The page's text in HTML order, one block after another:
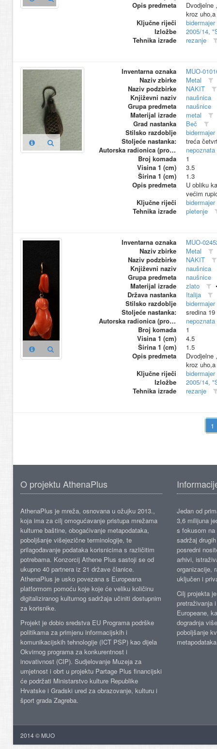
Opis predmeta
Dvodjelne
kroz
Ključne riječi
bidermajer
Izložbe
2005/14,
Tehnika izrade
rezanje
Inventarna oznaka
MUO-
Naziv zbirke
Metal
Naziv podzbirke
NAKIT
Književni naziv
naušnica
Grupa predmeta
naušnice
Materijal izrade
metal
Grad nastanka
Beč
Stilsko razdoblje
Stoljeće nastanka:
treća
Autorska radionica (proizvođač)
nepoznata
Broj komada
1
Visina 1 (cm)
3.5
Širina 1 (cm)
1.3
Opis predmeta
U obliku
većim
Ključne riječi
bidermajer
Tehnika izrade
pletenje
Inventarna oznaka
MUO-
Naziv zbirke
Metal
Naziv podzbirke
NAKIT
Književni naziv
naušnica
Grupa predmeta
naušnice
Materijal izrade
zlato
Država nastanka
Italija
Stilsko razdoblje
bidermajer
Stoljeće nastanka:
sredina 19
Autorska radionica (proizvođač)
nepoznata
Broj komada
1
Visina 1 (cm)
4.5
Širina 1 (cm)
1.5
Opis predmeta
Dvodjelne
kroz
Ključne riječi
bidermajer
Izložbe
2005/14,
Tehnika izrade
rezanje
O projektu AthenaPlus
AthenaPlus je mreža, osnovana u ožujku 2013.,
koja ima za cilj omogućavanje pristupa mrežama
kulturne baštine, obogaćivanje metapodataka,
poboljšanje višejezične terminologije, te
prilagođavanje podataka korisnicima s različitim
potrebama. Konzorcij Athene Plus sastoji se od
ukupno 40 partnera iz 21 države članice.
AthenaPlus je usko povezana s Europeana
platformom pomoću koje koje će veliku količinu
digitaliziranog kulturnog sadržaja učiniti dostupnim
za korisnike.
Projekt je dobio sredstva EU Programa podrške
politikama za primjenu informacijskih i
komunikacijskih tehnologije (ICT PSP) kao dijela
Okvirnog programa za konkurentnost i
inovativnost (CIP). Sudjelovanje Muzeja za
umjetnost i obrt u projektu Partage Plus financijski
će podržati Ministarstvo kulture Republike
Hrvatske i Gradski ured za obrazovanje, kulturu i
šport grada Zagreba.
Jedan od
3,6 milijuna
s fokusom
sadržaj
posredni
arhivi,
organizacije,
uključen i
Cilj projekta
pretraživanja
Europeane,
dogradnja
poboljšanje
2014 © MUO